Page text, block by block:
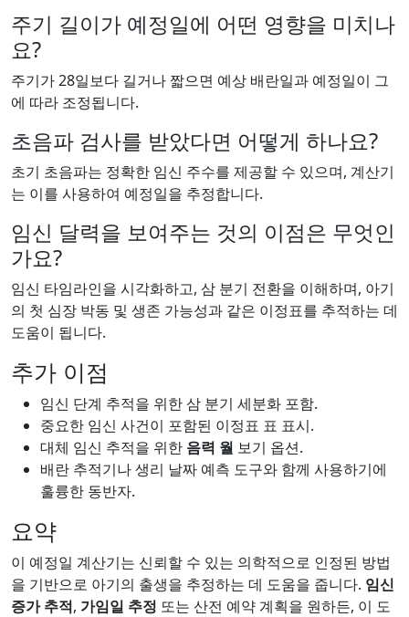
주기 길이가 예정일에 어떤 영향을 미치나
요?
주기가 28일보다 길거나 짧으면 예상 배란일과 예정일이 그
에 따라 조정됩니다.
초음파 검사를 받았다면 어떻게 하나요?
초기 초음파는 정확한 임신 주수를 제공할 수 있으며, 계산기
는 이를 사용하여 예정일을 추정합니다.
임신 달력을 보여주는 것의 이점은 무엇인
가요?
임신 타임라인을 시각화하고, 삼 분기 전환을 이해하며, 아기
의 첫 심장 박동 및 생존 가능성과 같은 이정표를 추적하는 데
도움이 됩니다.
추가 이점
임신 단계 추적을 위한 삼 분기 세분화 포함.
중요한 임신 사건이 포함된 이정표 표 표시.
대체 임신 추적을 위한 음력 월 보기 옵션.
배란 추적기나 생리 날짜 예측 도구와 함께 사용하기에
훌륭한 동반자.
요약
이 예정일 계산기는 신뢰할 수 있는 의학적으로 인정된 방법
을 기반으로 아기의 출생을 추정하는 데 도움을 줍니다. 임신
증가 추적, 가임일 추정 또는 산전 예약 계획을 원하든, 이 도